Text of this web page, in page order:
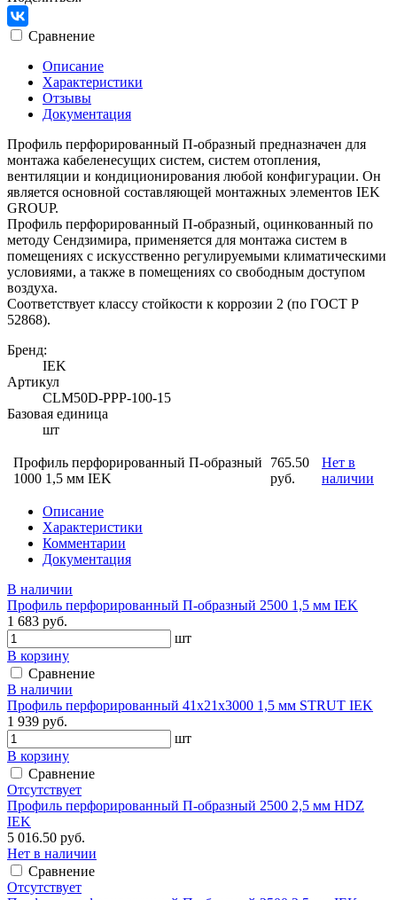
Сравнение
Описание
Характеристики
Отзывы
Документация
Профиль перфорированный П-образный предназначен для
монтажа кабеленесущих систем, систем отопления,
вентиляции и кондиционирования любой конфигурации. Он
является основной составляющей монтажных элементов IEK
GROUP.
Профиль перфорированный П-образный, оцинкованный по
методу Сендзимира, применяется для монтажа систем в
помещениях с искусственно регулируемыми климатическими
условиями, а также в помещениях со свободным доступом
воздуха.
Соответствует классу стойкости к коррозии 2 (по ГОСТ Р
52868).
Бренд:
IEK
Артикул
CLM50D-PPP-100-15
Базовая единица
шт
Профиль перфорированный П-образный
1000 1,5 мм IEK
765.50
руб.
Нет в
наличии
Описание
Характеристики
Комментарии
Документация
В наличии
Профиль перфорированный П-образный 2500 1,5 мм IEK
1 683 руб.
шт
В корзину
Сравнение
В наличии
Профиль перфорированный 41х21х3000 1,5 мм STRUT IEK
1 939 руб.
шт
В корзину
Сравнение
Отсутствует
Профиль перфорированный П-образный 2500 2,5 мм HDZ
IEK
5 016.50 руб.
Нет в наличии
Сравнение
Отсутствует